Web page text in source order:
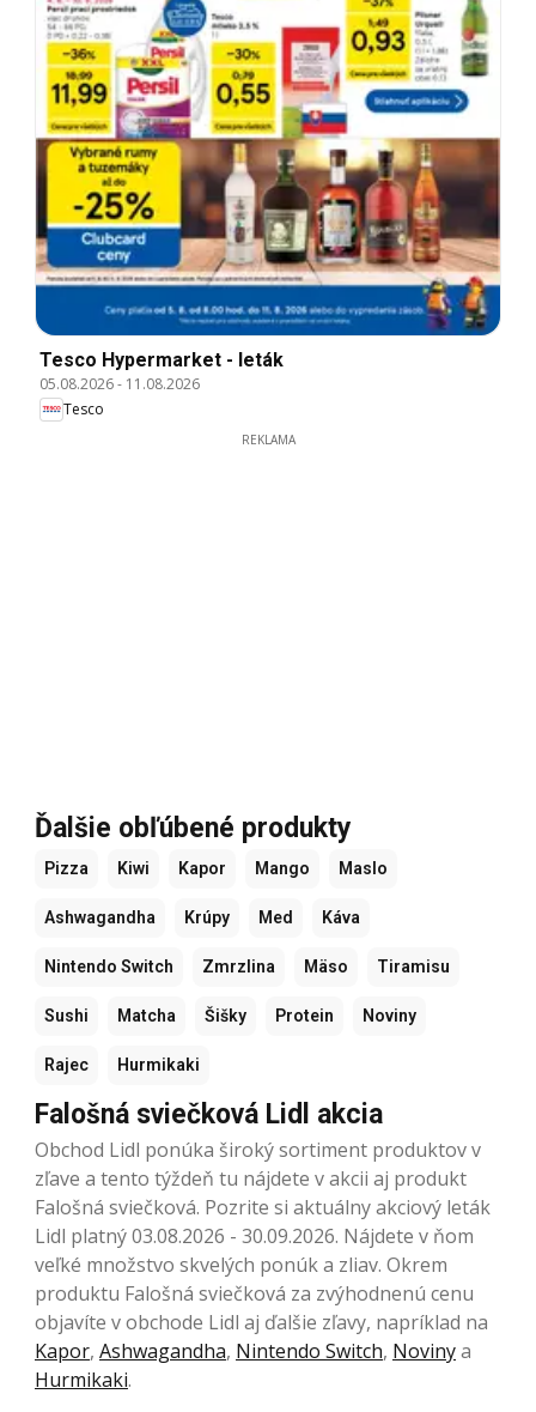
Tesco Hypermarket - leták
05.08.2026- 11.08.2026
Tesco
REKLAMA
Ďalšie obľúbené produkty
Pizza Kiwi Kapor Mango Maslo
Ashwagandha Krúpy Med Káva
Nintendo Switch Zmrzlina Mäso Tiramisu
Sushi Matcha Šišky Protein Noviny
Rajec Hurmikaki
Falošná sviečková Lidl akcia
Obchod Lidl ponúka široký sortiment produktov v
zľave a tento týždeň tu nájdete v akcii aj produkt
Falošná sviečková. Pozrite si aktuálny akciový leták
Lidl platný 03.08.2026 - 30.09.2026. Nájdete v ňom
veľké množstvo skvelých ponúk a zliav. Okrem
produktu Falošná sviečková za zvýhodnenú cenu
objavíte v obchode Lidl aj ďalšie zľavy, napríklad na
Kapor, Ashwagandha, Nintendo Switch, Novinya
Hurmikaki.